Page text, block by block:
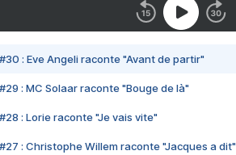
#30 : Eve Angeli raconte "Avant de partir"
#29 : MC Solaar raconte "Bouge de là"
#28 : Lorie raconte "Je vais vite"
#27 : Christophe Willem raconte "Jacques a dit"